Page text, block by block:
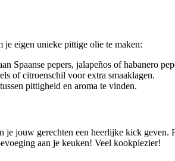
eigen unieke pittige olie te maken:
Spaanse pepers, jalapeños of habanero
of citroenschil voor extra smaaklagen.
pittigheid en aroma te vinden.
jouw gerechten een heerlijke kick
aan je keuken! Veel kookplezier!